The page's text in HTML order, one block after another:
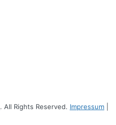
. All Rights Reserved. Impressum